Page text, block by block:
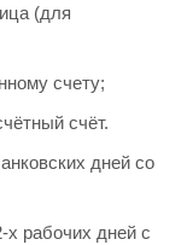
(для
счету;
счёт.
дней со
х рабочих дней с